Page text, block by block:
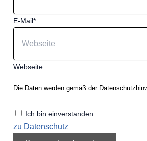
E-Mail*
Webseite
Die Daten werden gemäß der
Ich bin einverstanden.
zu Datenschutz